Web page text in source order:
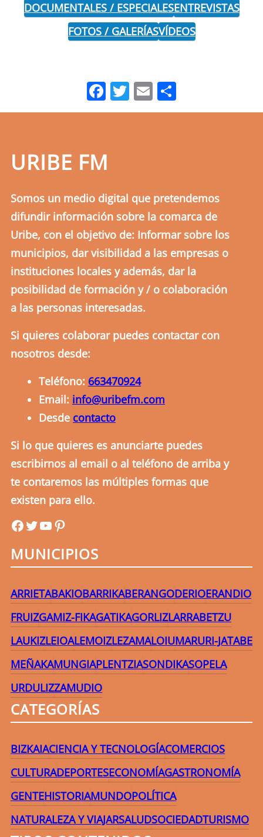
DOCUMENTALES / ESPECIALESENTREVISTAS
FOTOS / GALERÍASVÍDEOS
Facebook
Twitter
Email
URIBE FM
Somos un medio digital que pretendemos
difundir información sobre la comarca de
Uribe, con el objetivo de: Informar sobre los
municipios, dar visibilidad a las empresas o
instituciones locales y además, dar la
posibilidad de formación y / o colaboración
a las personas interesadas.
Si quieres colaborar puedes contactar con
nosotros desde:
Teléfono: 663470924
Email: info@uribefm.com
Desde contacto
Si lo que quieres es anunciarte puedes
escribirnos al email o al teléfono de arriba y
te contaremos las múltiples formas que
existen para ello.
uribefmuribefmYouTube Pinterest
MUNICIPIOS
ARRIETABAKIOBARRIKABERANGODERIOERANDIO
FRUIZGAMIZ-FIKAGATIKAGORLIZLARRABETZU
LAUKIZLEIOALEMOIZLEZAMALOIUMARURI-JATABE
MEÑAKAMUNGIAPLENTZIASONDIKASOPELA
URDULIZZAMUDIO
CATEGORÍAS
BIZKAIACIENCIA Y TECNOLOGÍACOMERCIOS
CULTURADEPORTESECONOMÍAGASTRONOMÍA
GENTEHISTORIAMUNDOPOLÍTICA
NATURALEZA Y VIAJARSALUDSOCIEDADTURISMO